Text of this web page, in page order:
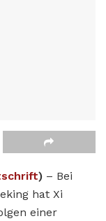
) – Bei
hat Xi
einer